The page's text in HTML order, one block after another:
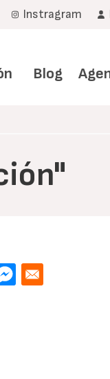
Instragram
Blog